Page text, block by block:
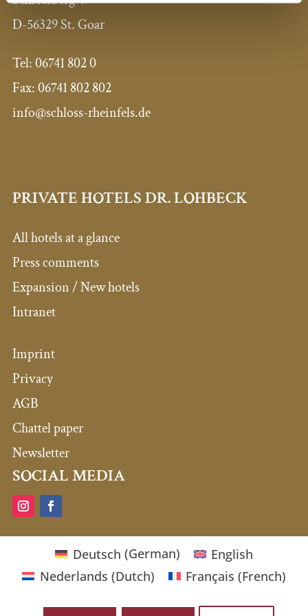
D-56329 St. Goar
Tel: 06741 802 0
Fax: 06741 802 802
info@schloss-rheinfels.de
PRIVATE HOTELS DR. LOHBECK
All hotels at a glance
Press comments
Expansion / New hotels
Intranet
Imprint
Privacy
AGB
Chattel paper
Newsletter
SOCIAL MEDIA
Deutsch (German)
English
Nederlands (Dutch) Français (French)